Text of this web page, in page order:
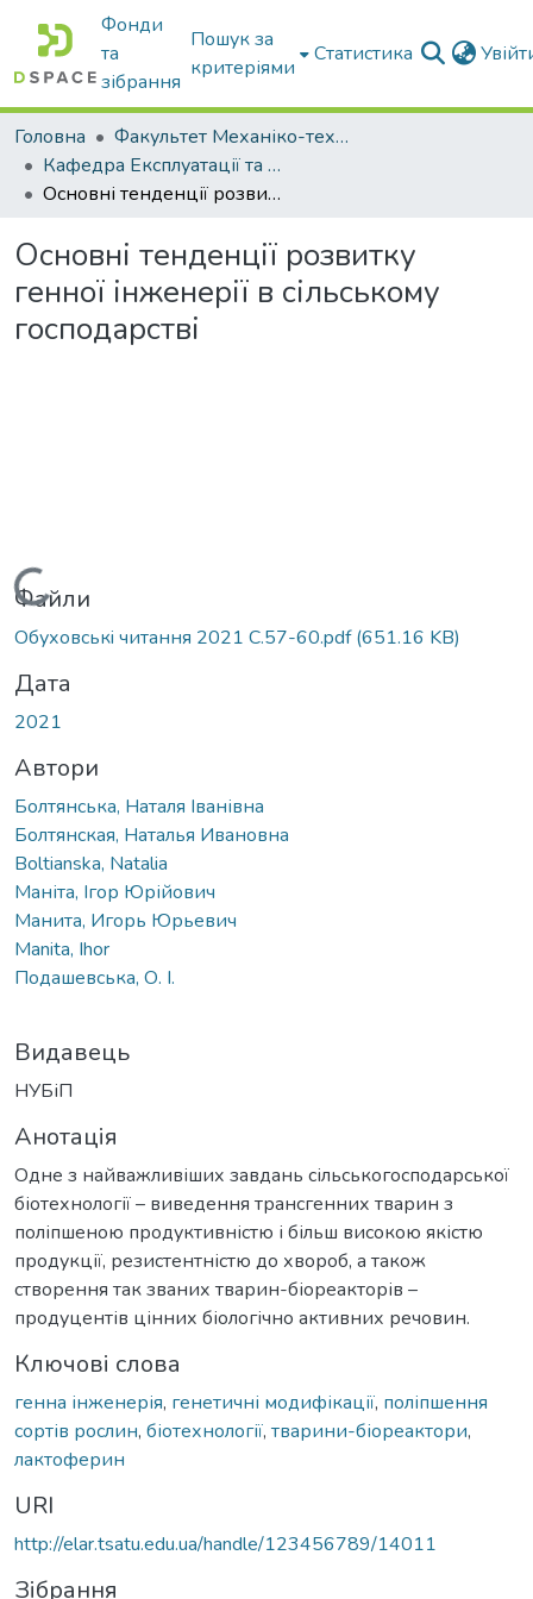
Фонди
та
зібрання
Пошук за
критеріями
Статистика
Головна
Факультет Механіко-технологічний
Кафедра Експлуатації та технічного сервісу машин
Основні тенденції розвитку генної інженерії в сільському господарстві
Основні тенденції розвитку
генної інженерії в сільському
господарстві
Вантажиться...
Файли
Обуховськi читання 2021 С.57-60.pdf(651.16 KB)
Дата
2021
Автори
Болтянська, Наталя Іванівна
Болтянская, Наталья Ивановна
Boltianska, Natalia
Маніта, Ігор Юрійович
Манита, Игорь Юрьевич
Manita, Ihor
Подашевська, О. І.
Видавець
НУБіП
Анотація
Одне з найважливіших завдань сільськогосподарської
біотехнології – виведення трансгенних тварин з
поліпшеною продуктивністю і більш високою якістю
продукції, резистентністю до хвороб, а також
створення так званих тварин-біореакторів –
продуцентів цінних біологічно активних речовин.
Ключові слова
генна інженерія, генетичні модифікації, поліпшення
сортів рослин, біотехнології, тварини-біореактори,
лактоферин
URI
http://elar.tsatu.edu.ua/handle/123456789/14011
Зібрання